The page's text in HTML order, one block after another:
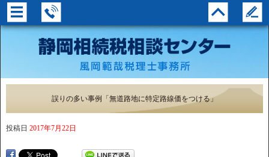
誤りの多い事例「無道路地に特定路線価をつける」
投稿日 2017年7月22日